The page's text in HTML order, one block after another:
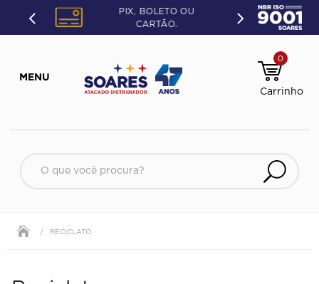
PIX, BOLETO OU
CARTÃO.
0
O que você procura?
RECICLATO